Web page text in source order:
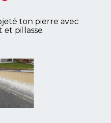
ton pierre avec
pillasse